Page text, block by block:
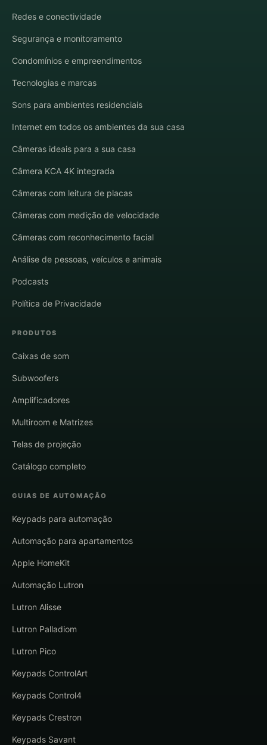
Redes e conectividade
Segurança e monitoramento
Condomínios e empreendimentos
Tecnologias e marcas
Sons para ambientes residenciais
Internet em todos os ambientes da sua casa
Câmeras ideais para a sua casa
Câmera KCA 4K integrada
Câmeras com leitura de placas
Câmeras com medição de velocidade
Câmeras com reconhecimento facial
Análise de pessoas, veículos e animais
Podcasts
Política de Privacidade
PRODUTOS
Caixas de som
Subwoofers
Amplificadores
Multiroom e Matrizes
Telas de projeção
Catálogo completo
GUIAS DE AUTOMAÇÃO
Keypads para automação
Automação para apartamentos
Apple HomeKit
Automação Lutron
Lutron Alisse
Lutron Palladiom
Lutron Pico
Keypads ControlArt
Keypads Control4
Keypads Crestron
Keypads Savant